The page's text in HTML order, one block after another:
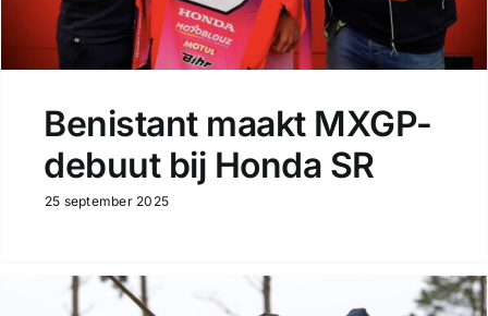
Benistant maakt MXGP-
debuut bij Honda SR
25 september 2025